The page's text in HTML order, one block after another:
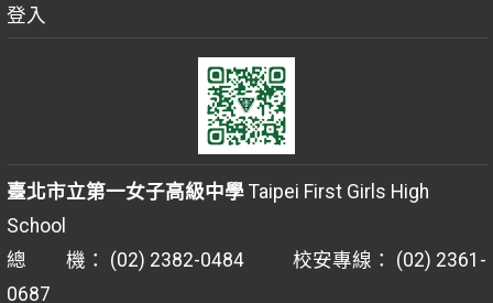
登入
臺北市立第一女子高級中學Taipei First Girls High
School
總 機： (02) 2382-0484 校安專線： (02) 2361-
0687